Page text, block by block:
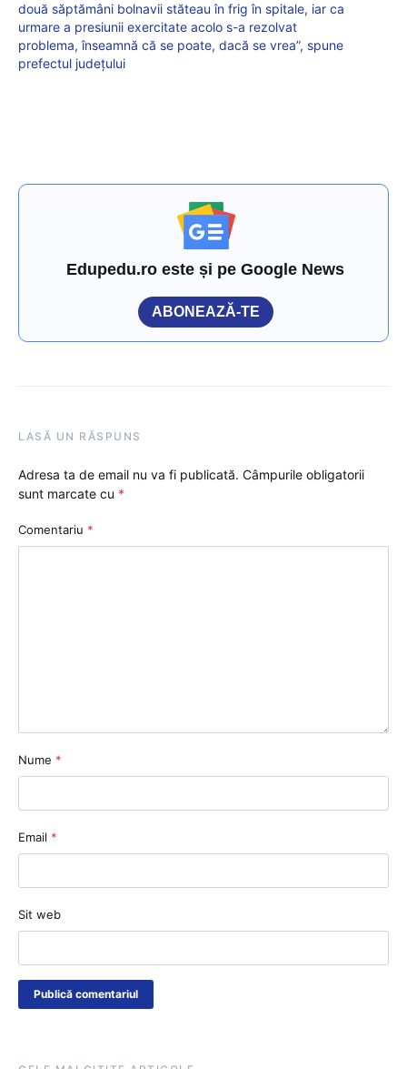
două săptămâni bolnavii stăteau în frig în spitale, iar ca
urmare a presiunii exercitate acolo s-a rezolvat
problema, înseamnă că se poate, dacă se vrea”, spune
prefectul județului
Edupedu.ro este și pe Google News
ABONEAZĂ-TE
LASĂ UN RĂSPUNS
Adresa ta de email nu va fi publicată. Câmpurile obligatorii
sunt marcate cu *
Comentariu *
Nume *
Email *
Sit web